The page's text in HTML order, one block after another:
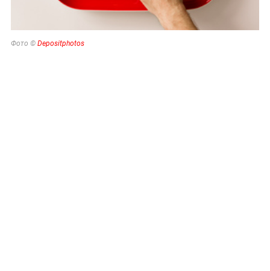
Фото © Depositphotos